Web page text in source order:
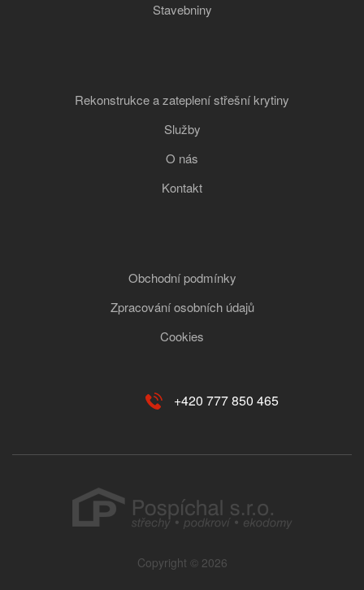
Stavebniny
Rekonstrukce a zateplení střešní krytiny
Služby
O nás
Kontakt
Obchodní podmínky
Zpracování osobních údajů
Cookies
+420 777 850 465
Copyright © 2026